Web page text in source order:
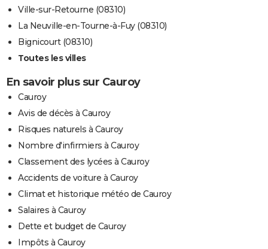
Ville-sur-Retourne (08310)
La Neuville-en-Tourne-à-Fuy (08310)
Bignicourt (08310)
Toutes les villes
En savoir plus sur Cauroy
Cauroy
Avis de décès à Cauroy
Risques naturels à Cauroy
Nombre d'infirmiers à Cauroy
Classement des lycées à Cauroy
Accidents de voiture à Cauroy
Climat et historique météo de Cauroy
Salaires à Cauroy
Dette et budget de Cauroy
Impôts à Cauroy